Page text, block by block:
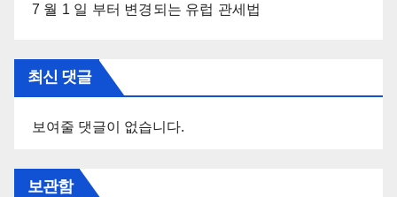
7 월 1 일 부터 변경되는 유럽 관세법
최신 댓글
보여줄 댓글이 없습니다.
보관함